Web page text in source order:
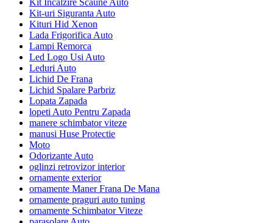
Kit-uri Siguranta Auto
Kituri Hid Xenon
Lada Frigorifica Auto
Lampi Remorca
Led Logo Usi Auto
Leduri Auto
Lichid De Frana
Lichid Spalare Parbriz
Lopata Zapada
lopeti Auto Pentru Zapada
manere schimbator viteze
manusi Huse Protectie
Moto
Odorizante Auto
oglinzi retrovizor interior
ornamente exterior
ornamente Maner Frana De Mana
ornamente praguri auto tuning
ornamente Schimbator Viteze